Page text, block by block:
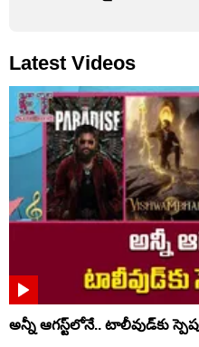
Latest Videos
అన్నీ ఆగస్ట్‌లోనే.. టాలీవుడ్‌కు